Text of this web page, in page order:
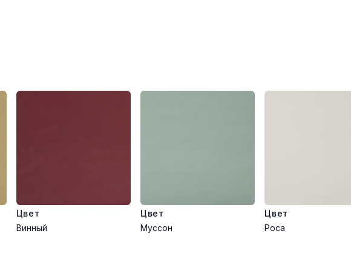
Цвет
Винный
Цвет
Муссон
Цвет
Роса